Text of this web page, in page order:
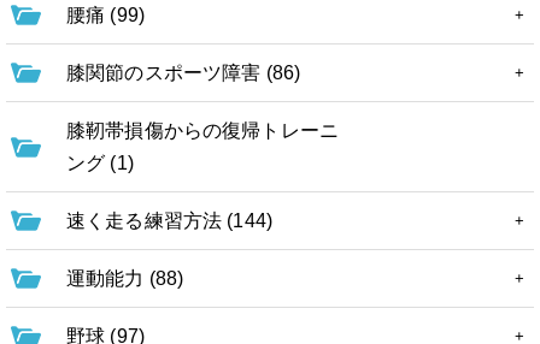
腰痛 (99)
膝関節のスポーツ障害 (86)
膝靭帯損傷からの復帰トレーニ
ング (1)
速く走る練習方法 (144)
運動能力 (88)
野球 (97)